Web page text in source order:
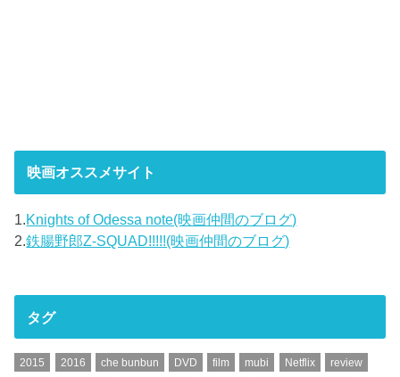
映画オススメサイト
1.Knights of Odessa note(映画仲間のブログ)
2.鉄腸野郎Z-SQUAD!!!!!(映画仲間のブログ)
タグ
2015 2016 che bunbun DVD film mubi Netflix
review